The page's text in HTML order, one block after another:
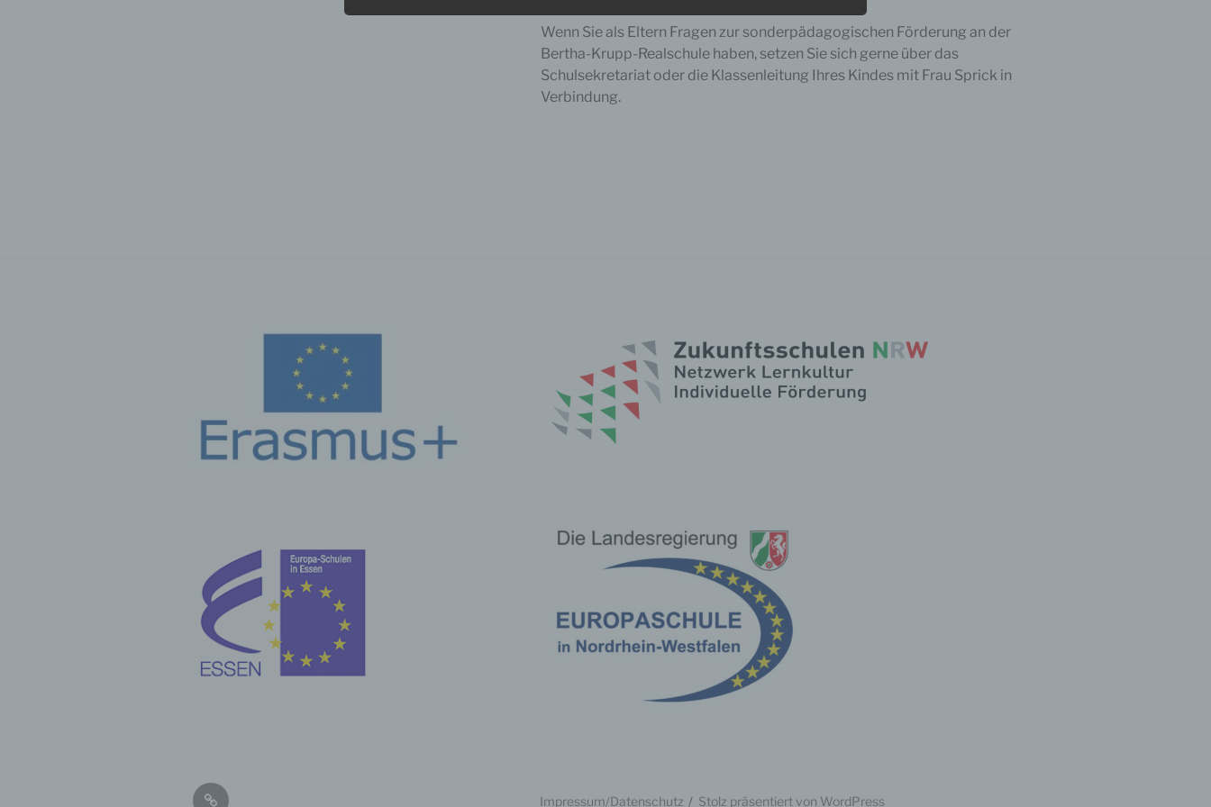
Wenn Sie als Eltern Fragen zur sonderpädagogischen Förderung an der
Bertha-Krupp-Realschule haben, setzen Sie sich gerne über das
Schulsekretariat oder die Klassenleitung Ihres Kindes mit Frau Sprick in
Verbindung.
Impressum/Datenschutz Impressum/Datenschutz Stolz präsentiert von WordPress
Betroffene Person ist jede identifizierte oder identifizierbare natürliche
Person, deren personenbezogene Daten von dem für die Verarbeitung
Bereitstellung, den Abgleich oder die Verknüpfung, die Einschränkung, das
d) Einschränkung der Verarbeitung
Profiling ist jede Art der automatisierten Verarbeitung personenbezogener
Daten, die darin besteht, dass diese personenbezogenen Daten verwendet
werden, um bestimmte persönliche Aspekte, die sich auf eine natürliche
Person beziehen, zu bewerten, insbesondere, um Aspekte bezüglich
Arbeitsleistung, wirtschaftlicher Lage, Gesundheit, persönlicher Vorlieben,